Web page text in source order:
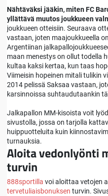
Nähtäväksi jääkin, miten FC
yllättävä muutos joukkueen
joukkueen otteisiin. Seuraava
vastaan, joten maajoukkueella
Argentiinan
maan menestys on ollut todella
kultaa kaksi kertaa, kun taas
Viimeisin hopeinen mitali tulikin
2014 pelissä Saksaa vastaan,
karsinnoissa suhtaudutaankin
Jalkapallon MM-kisoista voit
sivustolla, jossa on tarjolla
huippuotteluita kuin
turnauksia.
Aloita vedonlyönti
turvin
888sportilla voi aloittaa vetojen
tervetuliaisbonuksen turvin.